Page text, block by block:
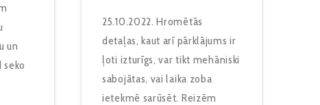
un
seko
25.10.2022. Hromētās
detaļas, kaut arī pārklājums ir
ļoti izturīgs, var tikt mehāniski
sabojātas, vai laika zoba
ietekmē sarūsēt. Reizēm